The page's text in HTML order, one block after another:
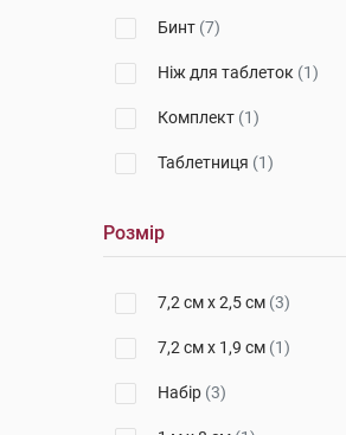
Бинт (7)
Ніж для таблеток (1)
Комплект (1)
Таблетниця (1)
Розмір
7,2 см х 2,5 см (3)
7,2 см х 1,9 см (1)
Набір (3)